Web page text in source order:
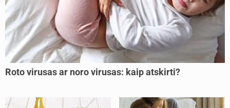
Roto virusas ar noro virusas: kaip atskirti?